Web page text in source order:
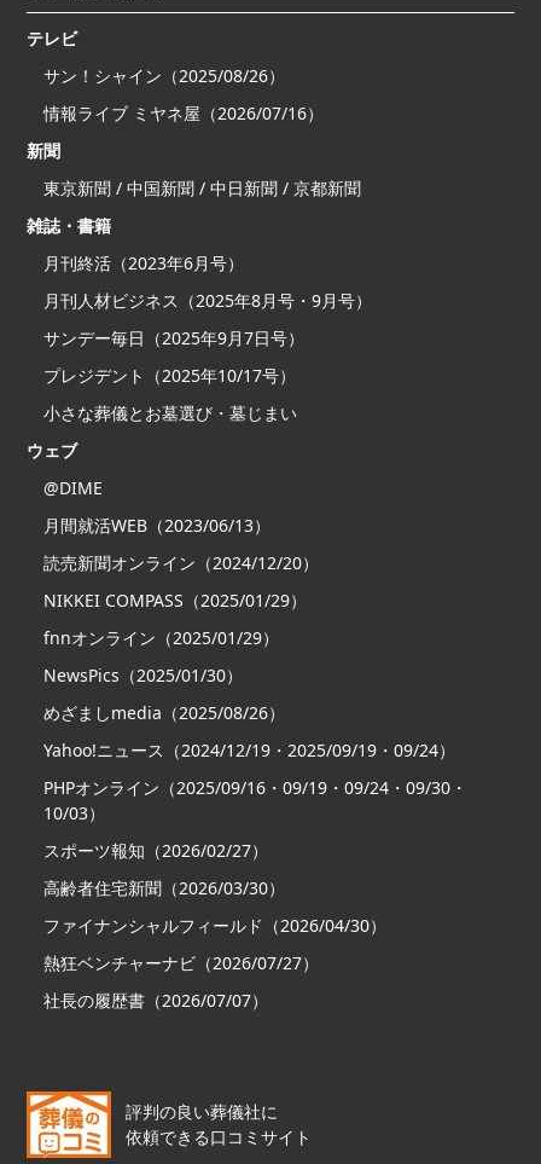
テレビ
サン！シャイン（2025/08/26）
情報ライブ ミヤネ屋（2026/07/16）
新聞
東京新聞 / 中国新聞 / 中日新聞 / 京都新聞
雑誌・書籍
月刊終活（2023年6月号）
月刊人材ビジネス（2025年8月号・9月号）
サンデー毎日（2025年9月7日号）
プレジデント（2025年10/17号）
小さな葬儀とお墓選び・墓じまい
ウェブ
@DIME
月間就活WEB（2023/06/13）
読売新聞オンライン（2024/12/20）
NIKKEI COMPASS（2025/01/29）
fnnオンライン（2025/01/29）
NewsPics（2025/01/30）
めざましmedia（2025/08/26）
Yahoo!ニュース（2024/12/19・2025/09/19・09/24）
PHPオンライン（2025/09/16・09/19・09/24・09/30・
10/03）
スポーツ報知（2026/02/27）
高齢者住宅新聞（2026/03/30）
ファイナンシャルフィールド（2026/04/30）
熱狂ベンチャーナビ（2026/07/27）
社長の履歴書（2026/07/07）
評判の良い葬儀社に
依頼できる口コミサイト